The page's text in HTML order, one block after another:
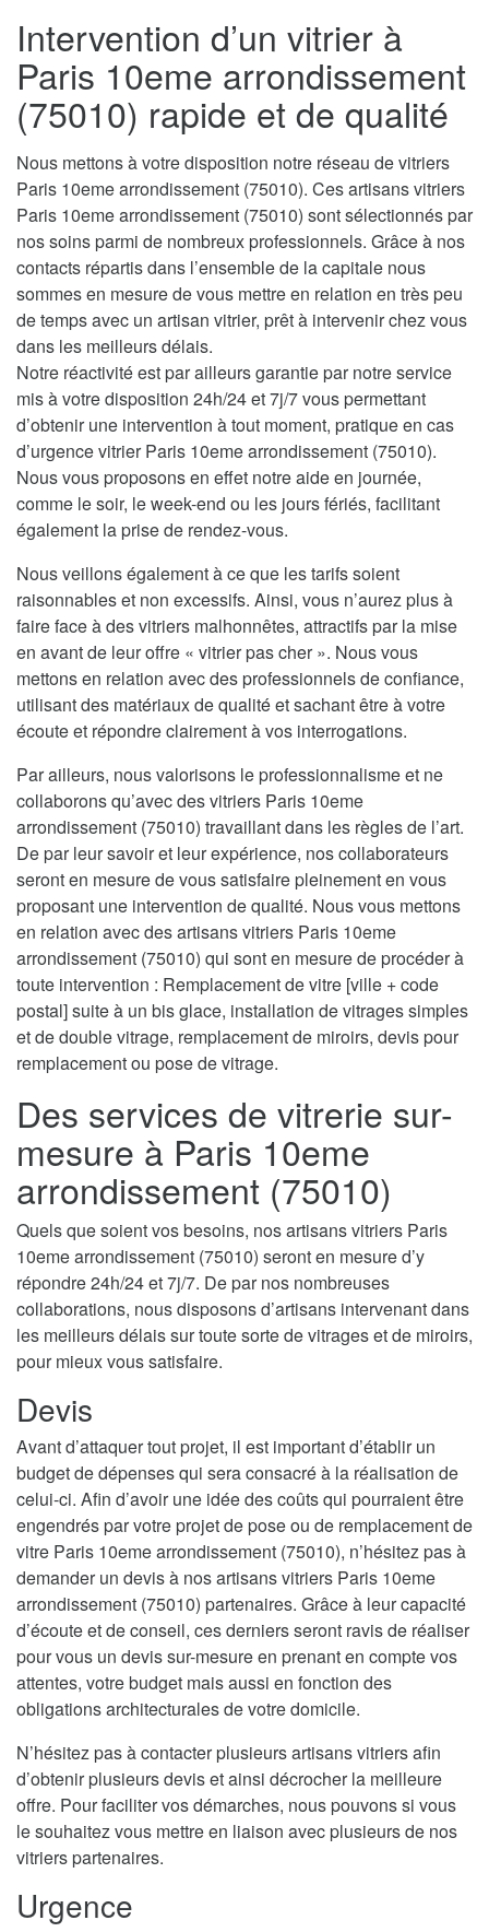
Intervention d’un vitrier à
Paris 10eme arrondissement
(75010) rapide et de qualité
Nous mettons à votre disposition notre réseau de vitriers
Paris 10eme arrondissement (75010). Ces artisans vitriers
Paris 10eme arrondissement (75010) sont sélectionnés par
nos soins parmi de nombreux professionnels. Grâce à nos
contacts répartis dans l’ensemble de la capitale nous
sommes en mesure de vous mettre en relation en très peu
de temps avec un artisan vitrier, prêt à intervenir chez vous
dans les meilleurs délais.
Notre réactivité est par ailleurs garantie par notre service
mis à votre disposition 24h/24 et 7j/7 vous permettant
d’obtenir une intervention à tout moment, pratique en cas
d’urgence vitrier Paris 10eme arrondissement (75010).
Nous vous proposons en effet notre aide en journée,
comme le soir, le week-end ou les jours fériés, facilitant
également la prise de rendez-vous.
Nous veillons également à ce que les tarifs soient
raisonnables et non excessifs. Ainsi, vous n’aurez plus à
faire face à des vitriers malhonnêtes, attractifs par la mise
en avant de leur offre « vitrier pas cher ». Nous vous
mettons en relation avec des professionnels de confiance,
utilisant des matériaux de qualité et sachant être à votre
écoute et répondre clairement à vos interrogations.
Par ailleurs, nous valorisons le professionnalisme et ne
collaborons qu’avec des vitriers Paris 10eme
arrondissement (75010) travaillant dans les règles de l’art.
De par leur savoir et leur expérience, nos collaborateurs
seront en mesure de vous satisfaire pleinement en vous
proposant une intervention de qualité. Nous vous mettons
en relation avec des artisans vitriers Paris 10eme
arrondissement (75010) qui sont en mesure de procéder à
toute intervention : Remplacement de vitre [ville + code
postal] suite à un bis glace, installation de vitrages simples
et de double vitrage, remplacement de miroirs, devis pour
remplacement ou pose de vitrage.
Des services de vitrerie sur-
mesure à Paris 10eme
arrondissement (75010)
Quels que soient vos besoins, nos artisans vitriers Paris
10eme arrondissement (75010) seront en mesure d’y
répondre 24h/24 et 7j/7. De par nos nombreuses
collaborations, nous disposons d’artisans intervenant dans
les meilleurs délais sur toute sorte de vitrages et de miroirs,
pour mieux vous satisfaire.
Devis
Avant d’attaquer tout projet, il est important d’établir un
budget de dépenses qui sera consacré à la réalisation de
celui-ci. Afin d’avoir une idée des coûts qui pourraient être
engendrés par votre projet de pose ou de remplacement de
vitre Paris 10eme arrondissement (75010), n’hésitez pas à
demander un devis à nos artisans vitriers Paris 10eme
arrondissement (75010) partenaires. Grâce à leur capacité
d’écoute et de conseil, ces derniers seront ravis de réaliser
pour vous un devis sur-mesure en prenant en compte vos
attentes, votre budget mais aussi en fonction des
obligations architecturales de votre domicile.
N’hésitez pas à contacter plusieurs artisans vitriers afin
d’obtenir plusieurs devis et ainsi décrocher la meilleure
offre. Pour faciliter vos démarches, nous pouvons si vous
le souhaitez vous mettre en liaison avec plusieurs de nos
vitriers partenaires.
Urgence